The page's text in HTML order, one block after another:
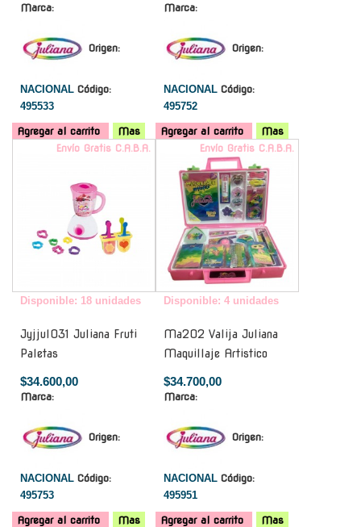
Marca:
Origen:
NACIONAL Código:
495533
Agregar al carrito Mas
Marca:
Origen:
NACIONAL Código:
495752
Agregar al carrito
Mas
Envío Gratis C.A.B.A.
Disponible: 18 unidades
Jyjjul031 Juliana Fruti
Paletas
$34.600,00
Marca:
Origen:
NACIONAL Código:
495753
Agregar al carrito Mas
Envío Gratis C.A.B.A.
Disponible: 4 unidades
Ma202 Valija Juliana
Maquillaje Artistico
$34.700,00
Marca:
Origen:
NACIONAL Código:
495951
Agregar al carrito
Mas